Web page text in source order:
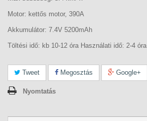
Motor: kettős motor, 390A
Akkumulátor: 7.4V 5200mAh
Töltési idő: kb 10-12 óra Használati idő: 2-4 óra
Tweet Megosztás Google+
Nyomtatás